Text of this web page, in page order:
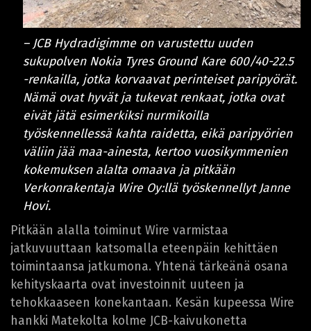
– JCB Hydradigimme on varustettu uuden
sukupolven Nokia Tyres Ground Kare 600/40-22.5
-renkailla, jotka korvaavat perinteiset paripyörät.
Nämä ovat hyvät ja tukevat renkaat, jotka ovat
eivät jätä esimerkiksi nurmikoilla
työskennellessä kahta raidetta, eikä paripyörien
väliin jää maa-ainesta, kertoo vuosikymmenien
kokemuksen alalta omaava ja pitkään
Verkonrakentaja Wire Oy:llä työskennellyt Janne
Hovi.
Pitkään alalla toiminut Wire varmistaa
jatkuvuuttaan katsomalla eteenpäin kehittäen
toimintaansa jatkumona. Yhtenä tärkeänä osana
kehityskaarta ovat investoinnit uuteen ja
tehokkaaseen konekantaan. Kesän kupeessa Wire
hankki Matekolta kolme JCB-kaivukonetta